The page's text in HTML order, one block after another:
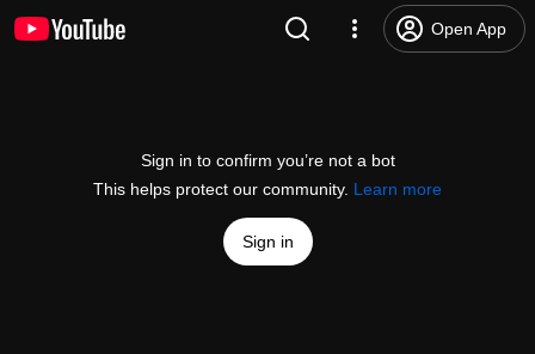
Open App
Sign in to confirm you’re not a bot
This helps protect our community. Learn more
Sign in